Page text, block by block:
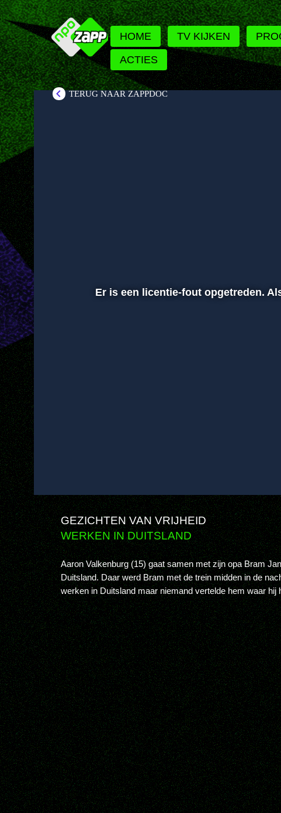
HOME TV KIJKEN
ACTIES
TERUG NAAR ZAPPDOC
Er is een licentie-fout opgetreden.
GEZICHTEN VAN VRIJHEID
WERKEN IN DUITSLAND
Aaron Valkenburg (15) gaat samen met zijn opa Bram
Duitsland. Daar werd Bram met de trein midden in de
werken in Duitsland maar niemand vertelde hem waar hij